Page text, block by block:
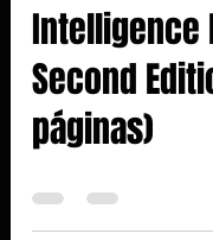
Book: The
Intelligence
Second